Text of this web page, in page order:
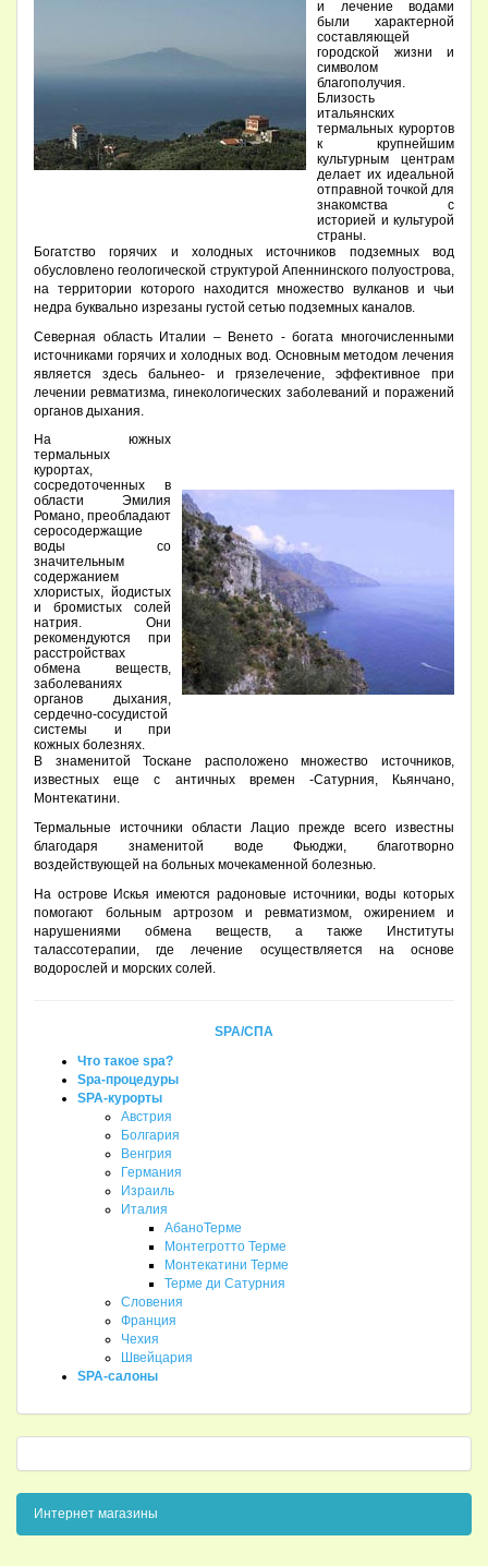
и лечение водами
были характерной
составляющей
городской жизни и
символом
благополучия.
Близость
итальянских
термальных курортов
к крупнейшим
культурным центрам
делает их идеальной
отправной точкой для
знакомства с
историей и культурой
страны.
Богатство горячих и холодных источников подземных вод
обусловлено геологической структурой Апеннинского полуострова,
на территории которого находится множество вулканов и чьи
недра буквально изрезаны густой сетью подземных каналов.
Северная область Италии – Венето - богата многочисленными
источниками горячих и холодных вод. Основным методом лечения
является здесь бальнео- и грязелечение, эффективное при
лечении ревматизма, гинекологических заболеваний и поражений
органов дыхания.
На южных
термальных
курортах,
сосредоточенных в
области Эмилия
Романо, преобладают
серосодержащие
воды со
значительным
содержанием
хлористых, йодистых
и бромистых солей
натрия. Они
рекомендуются при
расстройствах
обмена веществ,
заболеваниях
органов дыхания,
сердечно-сосудистой
системы и при
кожных болезнях.
В знаменитой Тоскане расположено множество источников,
известных еще с античных времен -Сатурния, Кьянчано,
Монтекатини.
Термальные источники области Лацио прежде всего известны
благодаря знаменитой воде Фьюджи, благотворно
воздействующей на больных мочекаменной болезнью.
На острове Искья имеются радоновые источники, воды которых
помогают больным артрозом и ревматизмом, ожирением и
нарушениями обмена веществ, а также Институты
талассотерапии, где лечение осуществляется на основе
водорослей и морских солей.
SPA/СПА
Что такое spa?
Spa-процедуры
SPA-курорты
Австрия
Болгария
Венгрия
Германия
Израиль
Италия
АбаноТерме
Монтегротто Терме
Монтекатини Терме
Терме ди Сатурния
Словения
Франция
Чехия
Швейцария
SPA-салоны
Интернет магазины